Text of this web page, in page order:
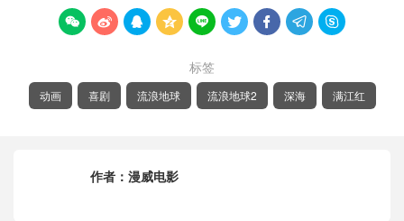
        
标签
动画 喜剧 流浪地球 流浪地球2 深海 满江红
作者： 漫威电影